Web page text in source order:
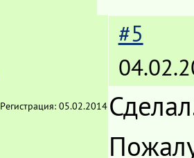
Регистрация: 05.02.2014
#5